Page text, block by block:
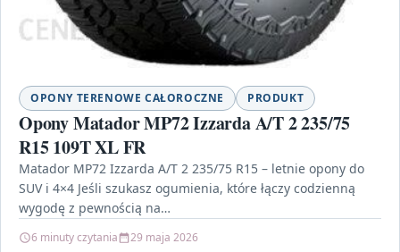
OPONY TERENOWE CAŁOROCZNE PRODUKT
Opony Matador MP72 Izzarda A/T 2 235/75
R15 109T XL FR
Matador MP72 Izzarda A/T 2 235/75 R15 – letnie opony do
SUV i 4×4 Jeśli szukasz ogumienia, które łączy codzienną
wygodę z pewnością na…
6 minuty czytania 29 maja 2026